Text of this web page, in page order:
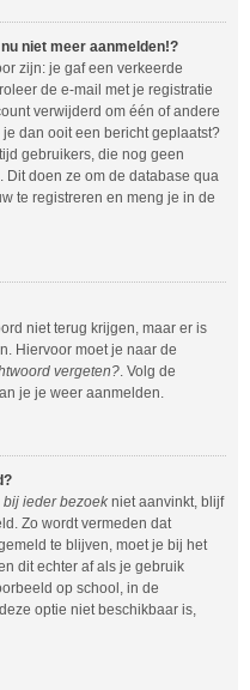
niet meer aanmelden!?
zijn: je gaf een verkeerde
de e-mail met je registratie
verwijderd om één of andere
dan ooit een bericht geplaatst?
gebruikers, die nog geen
doen ze om de database qua
te registreren en meng je in de
niet terug krijgen, maar er is
Hiervoor moet je naar de
vergeten?. Volg de
je je weer aanmelden.
ieder bezoek niet aanvinkt, blijf
Zo wordt vermeden dat
te blijven, moet je bij het
dit echter af als je gebruik
op school, in de
optie niet beschikbaar is,